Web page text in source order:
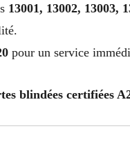
13001, 13002, 13003,
pour un service
blindées certifiées